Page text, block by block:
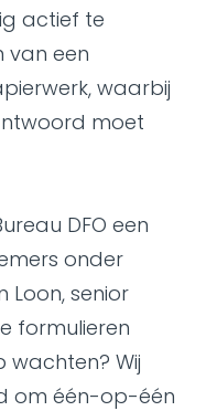
actief te
van een
waarbij
moet
DFO een
onder
Loon, senior
formulieren
wachten? Wij
om één-op-één